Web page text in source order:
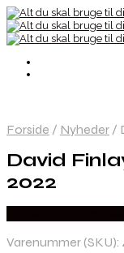
Forside / Nyheder /
David
2022
Varenummer (SKU):